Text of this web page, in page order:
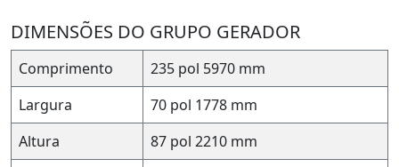
DIMENSÕES DO GRUPO GERADOR
Comprimento 235 pol 5970 mm
Largura
70 pol 1778 mm
Altura
87 pol 2210 mm